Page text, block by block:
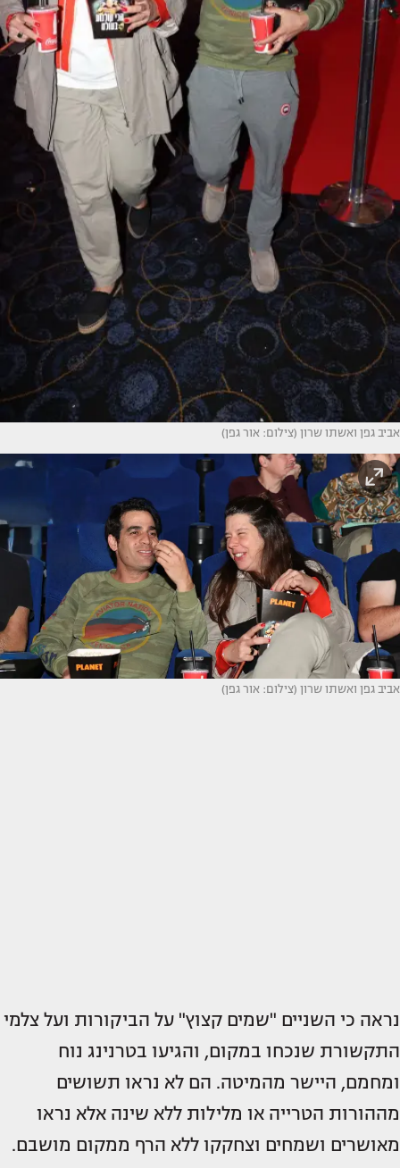
אביב גפן ואשתו שרון (צילום: אור גפן)
אביב גפן ואשתו שרון (צילום: אור גפן)
נראה כי השניים "שמים קצוץ" על הביקורות ועל צלמי
התקשורת שנכחו במקום, והגיעו בטרנינג נוח
ומחמם, היישר מהמיטה. הם לא נראו תשושים
מההורות הטרייה או מלילות ללא שינה אלא נראו
מאושרים ושמחים וצחקקו ללא הרף ממקום מושבם.